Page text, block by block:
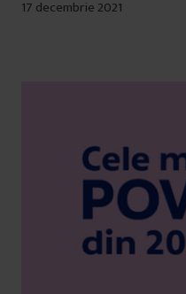
17 decembrie 2021